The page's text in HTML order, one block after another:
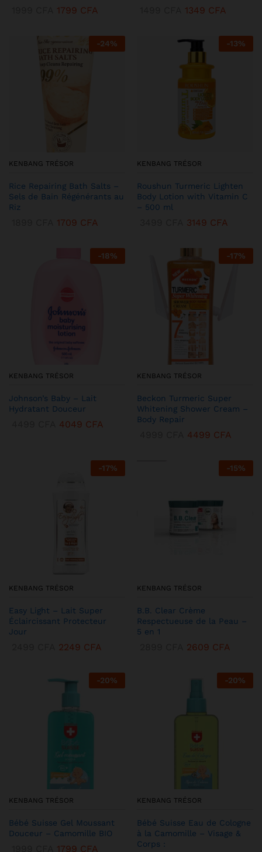
1799 CFA 1349 CFA
-24%
KENBANG TRÉSOR
Rice Repairing Bath Salts –
Sels de Bain Régénérants au
Riz
1709 CFA
-13%
KENBANG TRÉSOR
Roushun Turmeric Lighten
Body Lotion with Vitamin C
– 500 ml
3149 CFA
-18%
KENBANG TRÉSOR
Johnson’s Baby – Lait
Hydratant Douceur
4049 CFA
-17%
KENBANG TRÉSOR
Beckon Turmeric Super
Whitening Shower Cream –
Body Repair
4499 CFA
-17%
KENBANG TRÉSOR
Easy Light – Lait Super
Éclaircissant Protecteur
Jour
2249 CFA
-15%
KENBANG TRÉSOR
B.B. Clear Crème
Respectueuse de la Peau –
5 en 1
2609 CFA
-20%
KENBANG TRÉSOR
Bébé Suisse Gel Moussant
Douceur – Camomille BIO
1799 CFA
-20%
KENBANG TRÉSOR
Bébé Suisse Eau de Cologne
à la Camomille – Visage &
Corps :